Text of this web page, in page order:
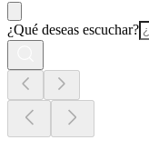
¿Qué deseas escuchar?